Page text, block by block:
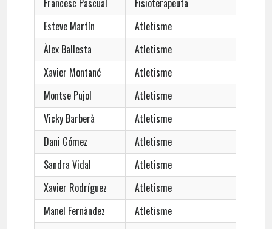
Francesc Pascual
Fisioterapeuta
Esteve Martín
Atletisme
Àlex Ballesta
Atletisme
Xavier Montané
Atletisme
Montse Pujol
Atletisme
Vicky Barberà
Atletisme
Dani Gómez
Atletisme
Sandra Vidal
Atletisme
Xavier Rodríguez
Atletisme
Manel Fernàndez
Atletisme